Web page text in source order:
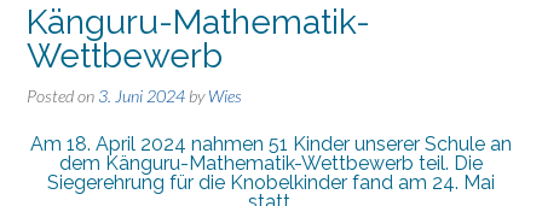
Känguru-Mathematik-
Wettbewerb
Posted on 3. Juni 2024 byWies
Am 18. April 2024 nahmen 51 Kinder unserer Schule an
dem Känguru-Mathematik-Wettbewerb teil. Die
Siegerehrung für die Knobelkinder fand am 24. Mai